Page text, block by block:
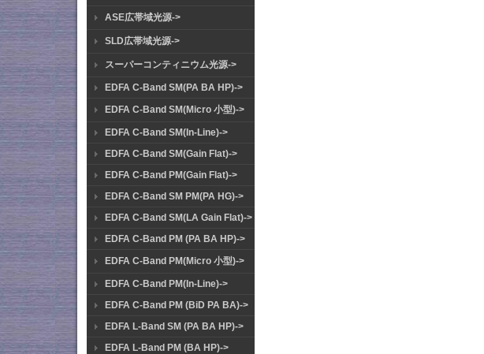
ASE広帯域光源->
SLD広帯域光源->
スーパーコンティニウム光源->
EDFA C-Band SM(PA BA HP)->
EDFA C-Band SM(Micro 小型)->
EDFA C-Band SM(In-Line)->
EDFA C-Band SM(Gain Flat)->
EDFA C-Band PM(Gain Flat)->
EDFA C-Band SM PM(PA HG)->
EDFA C-Band SM(LA Gain Flat)->
EDFA C-Band PM (PA BA HP)->
EDFA C-Band PM(Micro 小型)->
EDFA C-Band PM(In-Line)->
EDFA C-Band PM (BiD PA BA)->
EDFA L-Band SM (PA BA HP)->
EDFA L-Band PM (BA HP)->